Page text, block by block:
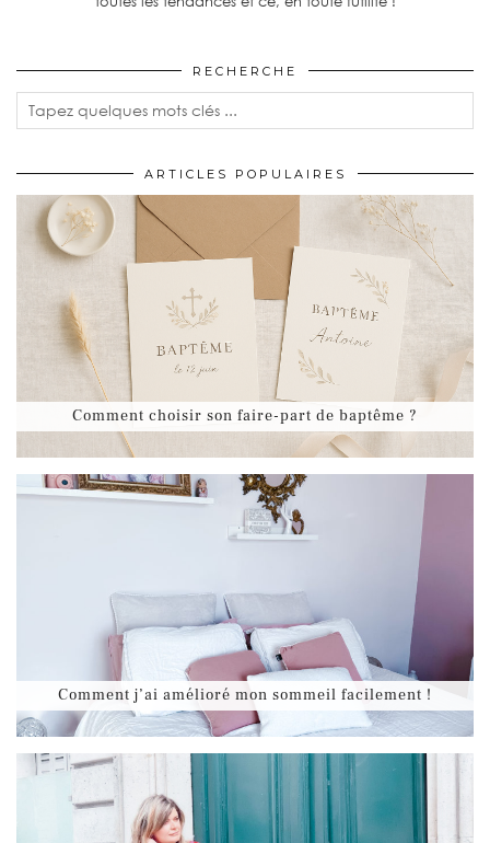
RECHERCHE
ARTICLES POPULAIRES
Comment choisir son faire-part de baptême ?
Comment j’ai amélioré mon sommeil facilement !